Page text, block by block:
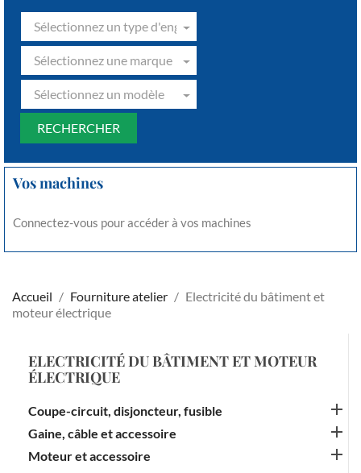
Sélectionnez un type d'engin
Sélectionnez une marque
Sélectionnez un modèle
Vos machines
Connectez-vous pour accéder à vos machines
Accueil Fourniture atelier
Electricité du bâtiment et
moteur électrique
ELECTRICITÉ DU BÂTIMENT ET MOTEUR
ÉLECTRIQUE
Coupe-circuit, disjoncteur, fusible 
Gaine, câble et accessoire 
Moteur et accessoire 